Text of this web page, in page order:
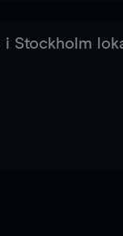
i Stockholm